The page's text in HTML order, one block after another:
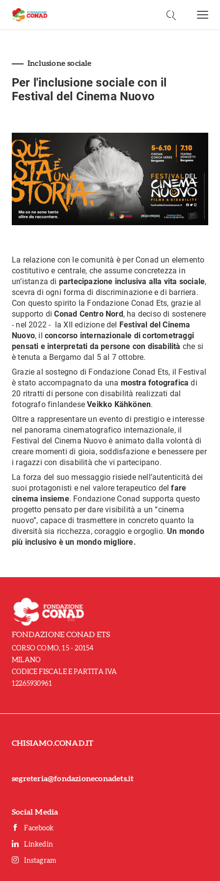
Inclusione sociale
Per l'inclusione sociale con il
Festival del Cinema Nuovo
La relazione con le comunità è per Conad un elemento
costitutivo e centrale, che assume concretezza in
un’istanza di partecipazione inclusiva alla vita sociale,
scevra di ogni forma di discriminazione e di barriera.
Con questo spirito la Fondazione Conad Ets, grazie al
supporto diConad Centro Nord , ha deciso di sostenere
- nel 2022 - la XII edizione del
Festival del Cinema
Nuovo, il concorso internazionale di cortometraggi
pensati e interpretati da persone con disabilità che si
è tenuta a Bergamo dal 5 al 7 ottobre.
Grazie al sostegno di Fondazione Conad Ets, il Festival
è stato accompagnato da una mostra fotografica di
20 ritratti di persone con disabilità realizzati dal
fotografo finlandeseVeikko Kähkönen.
Oltre a rappresentare un evento di prestigio e interesse
nel panorama cinematografico internazionale, il
Festival del Cinema Nuovo è animato dalla volontà di
creare momenti di gioia, soddisfazione e benessere per
i ragazzi con disabilità che vi partecipano.
La forza del suo messaggio risiede nell’autenticità dei
suoi protagonisti e nel valore terapeutico delfare
cinema insieme. Fondazione Conad supporta questo
progetto pensato per dare visibilità a un “cinema
nuovo”, capace di trasmettere in concreto quanto la
diversità sia ricchezza, coraggio e orgoglio. Un mondo
più inclusivo è un mondo migliore.
FONDAZIONE CONAD ETS
CORSO COMO, 15 - 20154
MILANO
CODICE FISCALE E PARTITA IVA
12265930961
CHISIAMO.CONAD.IT
segreteria@fondazioneconadets.it
Social Media
Facebook
Linkedin
Instagram